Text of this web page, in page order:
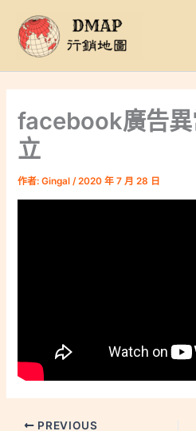
facebook廣告異
立
作者:Gingal/2020 年 7 月 28 日
PREVIOUS